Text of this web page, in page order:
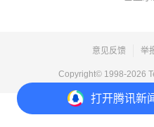
打开腾讯新
意见反馈 举
Copyright© 1998-2026